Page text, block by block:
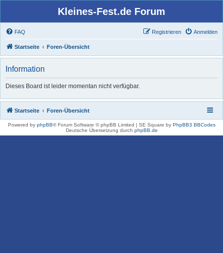
Kleines-Fest.de Forum
FAQ Anmelden
Registrieren
Startseite Foren-Übersicht
Information
Dieses Board ist leider momentan nicht verfügbar.
Startseite Foren-Übersicht
Powered by phpBB® Forum Software © phpBB Limited | SE Square by PhpBB3 BBCodes
Deutsche Übersetzung durch phpBB.de